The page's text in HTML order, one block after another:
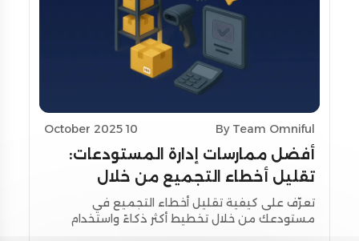
By Team Omniful
10 October 2025
أفضل ممارسات إدارة المستودعات:
تقليل أخطاء التجميع من خلال
تحسين التخطيط واستخدام أدوات
المسح
تعرّف على كيفية تقليل أخطاء التجميع في
مستودعك من خلال تخطيط أكثر ذكاءً واستخدام